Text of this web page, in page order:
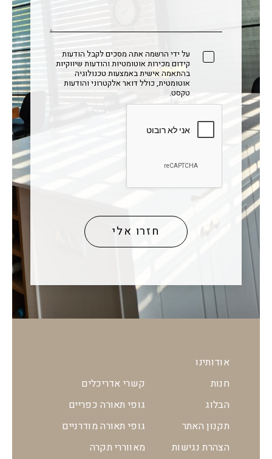
על ידי הרשמה אתה מסכים לקבל הודעות
קידום מכירות אוטומטיות והודעות שיווקיות
בהתאמה אישית באמצעות טכנולוגיה
אוטומטית, כולל דואר אלקטרוני והודעות
טקסט.
אודותינו
חנות
הבלוג
תקנון האתר
הצהרת נגישות
קשרי אדריכלים
גופי תאורה כפריים
גופי תאורה מודרניים
מאווררי תקרה